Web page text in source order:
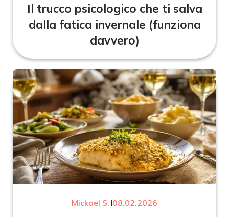
Il trucco psicologico che ti salva
dalla fatica invernale (funziona
davvero)
Mickael S.il08.02.2026